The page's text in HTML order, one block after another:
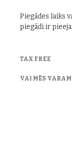
Piegādes laiks
piegādi ir
TAX FREE
VAI MĒS